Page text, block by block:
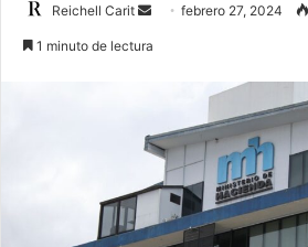
Reichell Carit
Sendfebrero 27, 2024
1 minuto de lectura